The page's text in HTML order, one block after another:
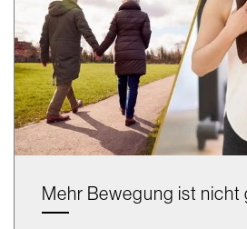
Mehr Bewegung ist nicht